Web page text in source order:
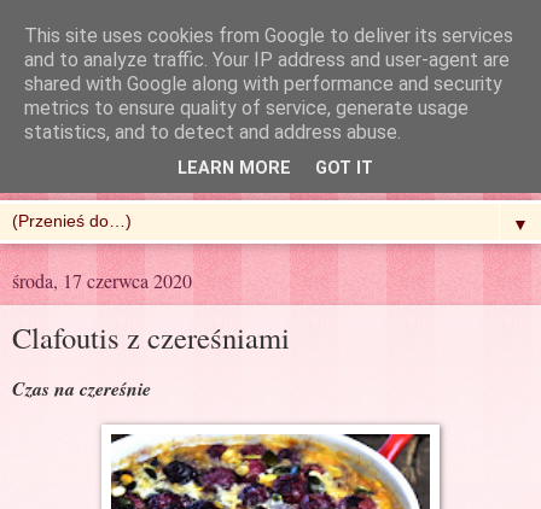
R'n'G Kitchen
▼
środa, 17 czerwca 2020
Clafoutis z czereśniami
Czas na czereśnie
This site uses cookies from Google to deliver its services
and to analyze traffic. Your IP address and user-agent are
shared with Google along with performance and security
metrics to ensure quality of service, generate usage
statistics, and to detect and address abuse.
LEARN MORE GOT IT